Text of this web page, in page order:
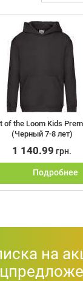
of the Loom Kids
(Черный 7-8 лет)
1 140.99 грн.
Подробнее
на